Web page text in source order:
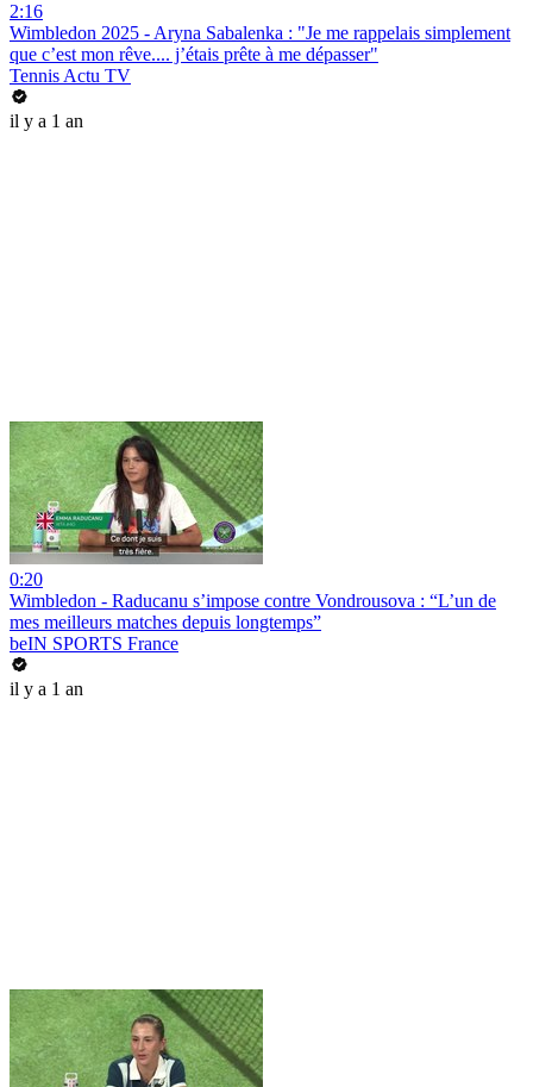
2:16
Wimbledon 2025 - Aryna Sabalenka : "Je me rappelais simplement
que c’est mon rêve.... j’étais prête à me dépasser"
Tennis Actu TV
il y a 1 an
0:20
Wimbledon - Raducanu s’impose contre Vondrousova : “L’un de
mes meilleurs matches depuis longtemps”
beIN SPORTS France
il y a 1 an